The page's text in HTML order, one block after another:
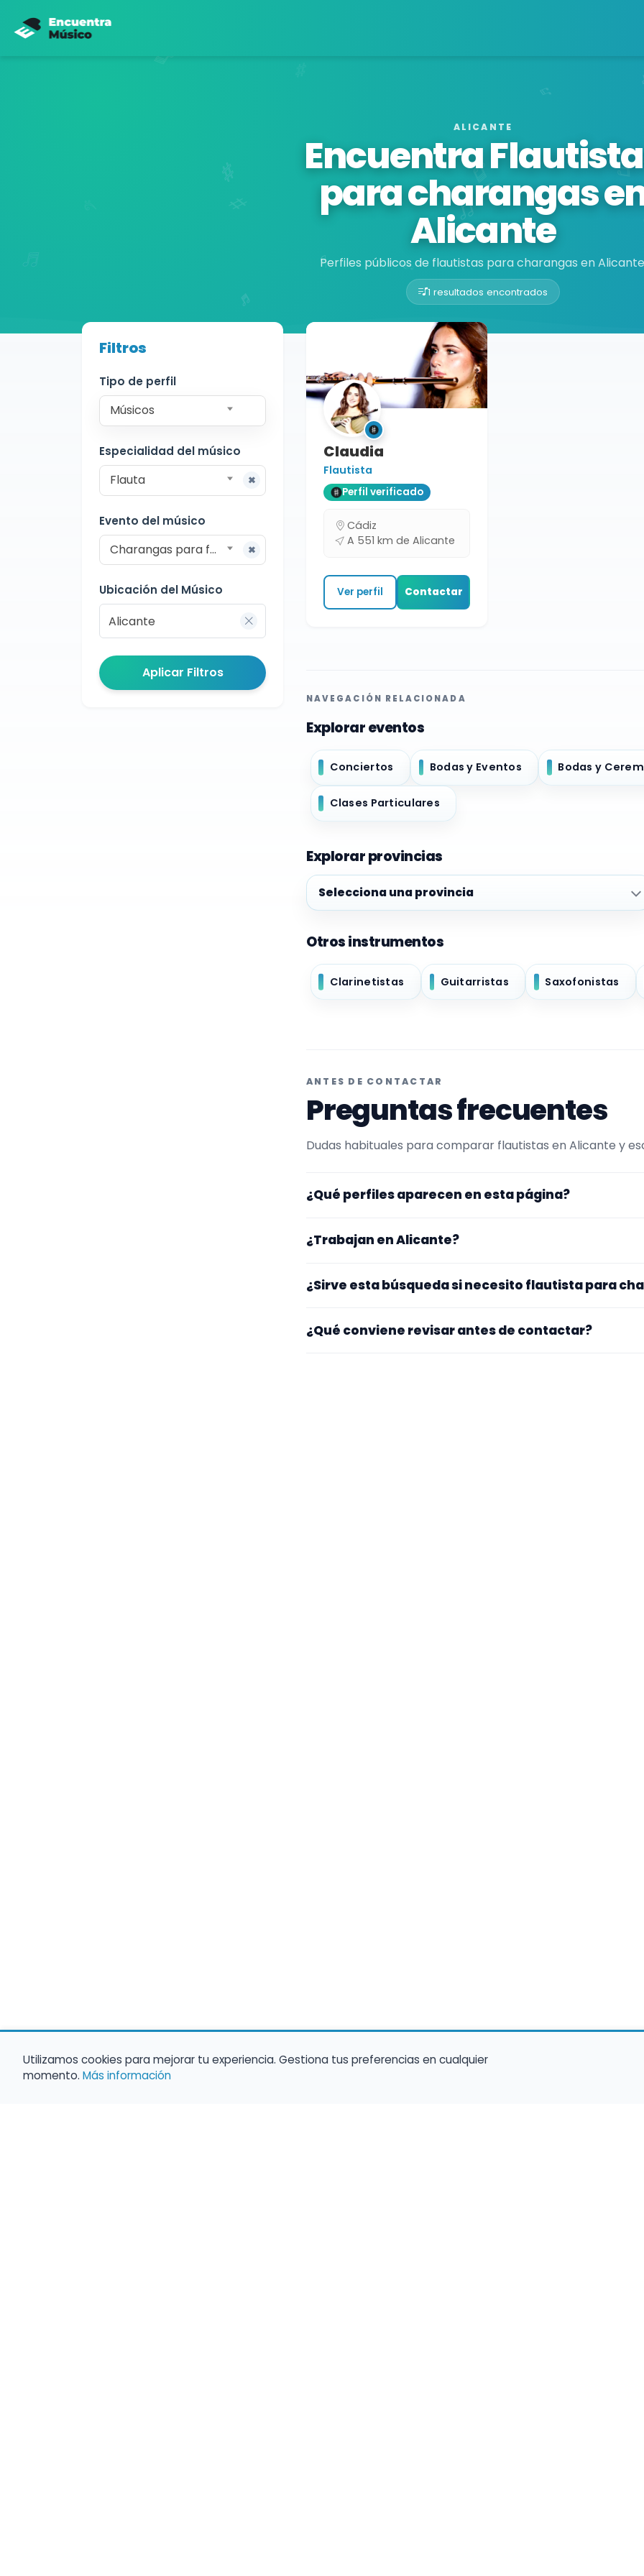
ALICANTE
Encuentra
para charangas
Alicante
Perfiles públicos de flautistas para charangas en
1 resultados encontrados
Buscador de músicos
Músicos
Alicante
Filtros
Tipo de perfil
Músicos
Especialidad del músico
Flauta
Evento del músico
Charangas para fiestas
Ubicación del Músico
Aplicar Filtros
Claudia
Flautista
Perfil verificado
Cádiz
A 551 km de Alicante
Ver perfil Contactar
NAVEGACIÓN RELACIONADA
Explorar eventos
Conciertos Bodas y Eventos Bodas y
Clases Particulares
Explorar provincias
Explorar provincias
Otros instrumentos
Clarinetistas Guitarristas Saxofonistas
ANTES DE CONTACTAR
Preguntas frecuentes
Dudas habituales para comparar flautistas en Alicante y
¿Qué perfiles aparecen en esta página?
filtrada por experiencia o disponibilidad para charangas.
¿Trabajan en Alicante?
confirmar lugar exacto, fechas, desplazamiento y
¿Sirve esta búsqueda si necesito flautista para
especialidad principal, repertorio, experiencia previa y
¿Qué conviene revisar antes de contactar?
Utilizamos cookies para mejorar tu experiencia. Gestiona tus preferencias en cualquier
momento. Más información